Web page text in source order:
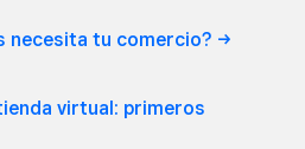
necesita tu comercio?
virtual: primeros